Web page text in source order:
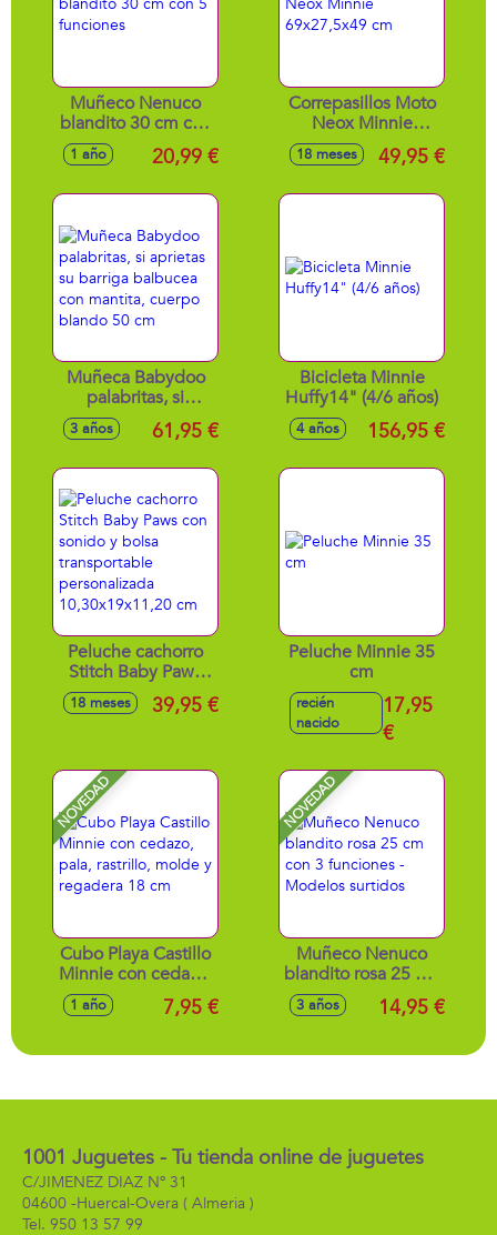
Muñeco Nenuco
blandito 30 cm con
5 funciones
1 año 20,99 €
Correpasillos Moto
Neox Minnie
69x27,5x49 cm
18 meses 49,95 €
Muñeca Babydoo
palabritas, si
aprietas su barriga
balbucea con
3 años 61,95 €
Bicicleta Minnie
Huffy14" (4/6 años)
4 años 156,95 €
Peluche cachorro
Stitch Baby Paws
con sonido y bolsa
transportable
18 meses 39,95 €
Peluche Minnie 35
cm
recién
nacido
17,95
€
NOVEDAD
Cubo Playa Castillo
Minnie con cedazo,
pala, rastrillo,
molde y regadera
1 año 7,95 €
NOVEDAD
Muñeco Nenuco
blandito rosa 25 cm
con 3 funciones -
Modelos surtidos
3 años 14,95 €
1001 Juguetes - Tu tienda online de juguetes
C/JIMENEZ DIAZ Nº 31
04600 -Huercal-Overa ( Almeria )
950 13 57 99